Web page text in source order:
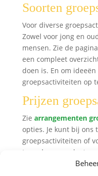
Soorten
Voor diverse
Zowel voor jong en
mensen. Zie de pagina
een compleet
doen is. En om
groepsactiviteiten op
Prijzen
Zie arrangementen
opties. Je kunt bij ons
groepsactiviteiten of
teamdag, compleet